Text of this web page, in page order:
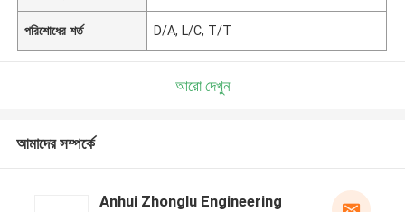
পরিশোধের শর্ত D/A, L/C, T/T
আরো দেখুন
আমাদের সম্পর্কে
Anhui Zhonglu Engineering